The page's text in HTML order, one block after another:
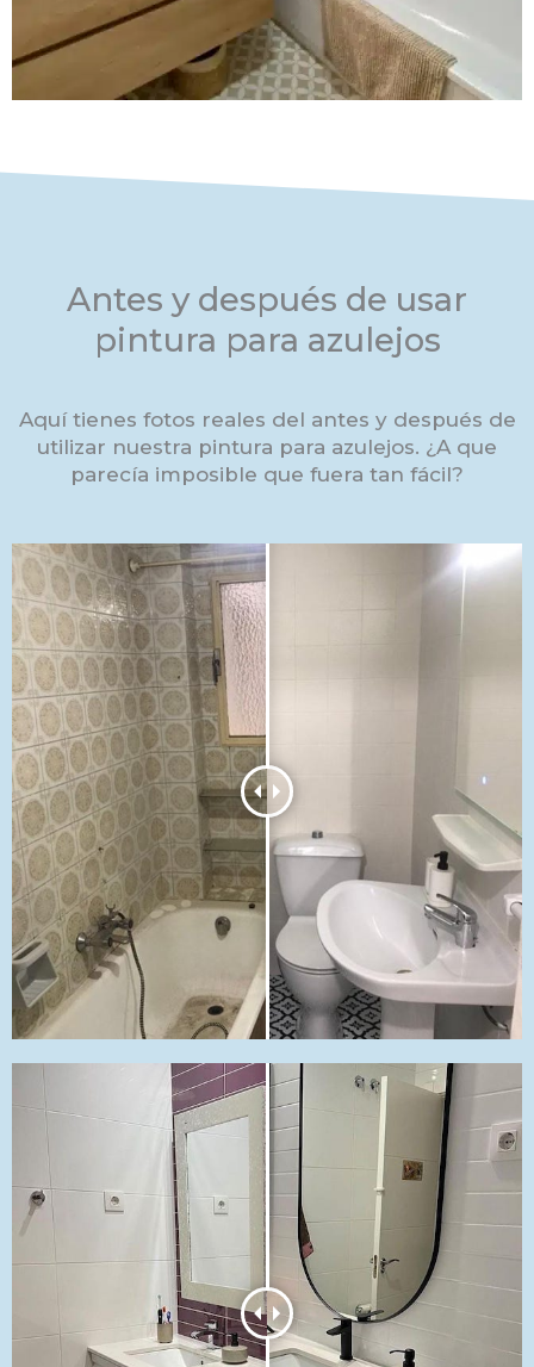
Antes y después de usar
pintura para azulejos
Aquí tienes fotos reales del antes y después de
utilizar nuestra pintura para azulejos. ¿A que
parecía imposible que fuera tan fácil?